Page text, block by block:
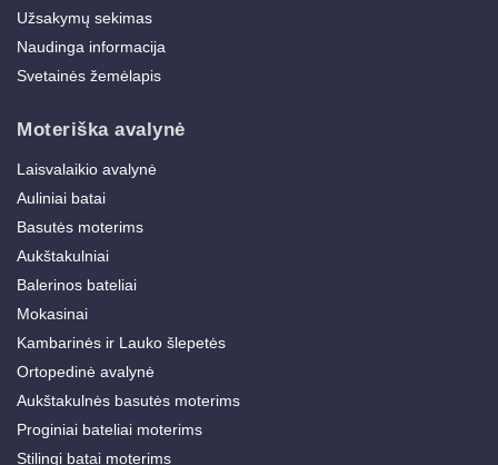
Užsakymų sekimas
Naudinga informacija
Svetainės žemėlapis
Moteriška avalynė
Laisvalaikio avalynė
Auliniai batai
Basutės moterims
Aukštakulniai
Balerinos bateliai
Mokasinai
Kambarinės ir Lauko šlepetės
Ortopedinė avalynė
Aukštakulnės basutės moterims
Proginiai bateliai moterims
Stilingi batai moterims